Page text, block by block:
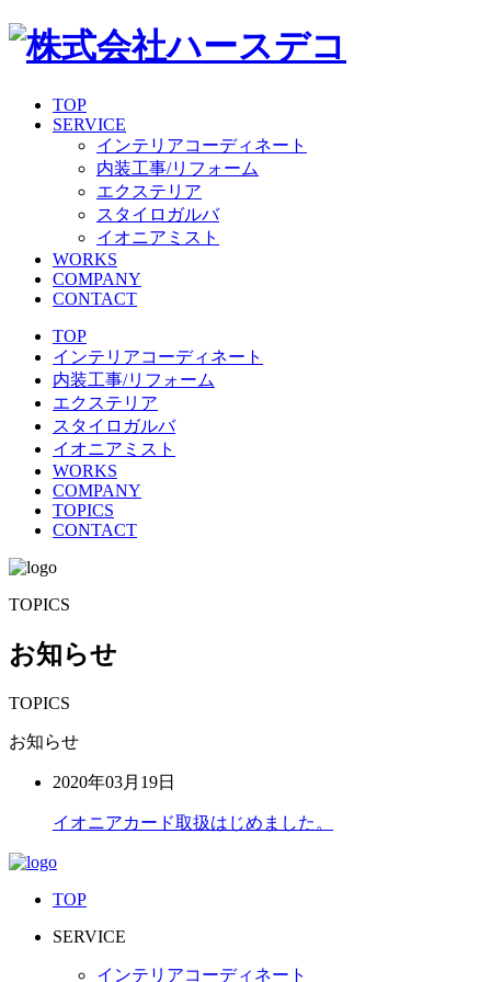
TOP
SERVICE
インテリアコーディネート
内装工事/リフォーム
エクステリア
スタイロガルバ
イオニアミスト
WORKS
COMPANY
CONTACT
TOP
インテリアコーディネート
内装工事/リフォーム
エクステリア
スタイロガルバ
イオニアミスト
WORKS
COMPANY
TOPICS
CONTACT
TOPICS
お知らせ
TOPICS
お知らせ
2020年03月19日
イオニアカード取扱はじめました。
TOP
SERVICE
インテリアコーディネート